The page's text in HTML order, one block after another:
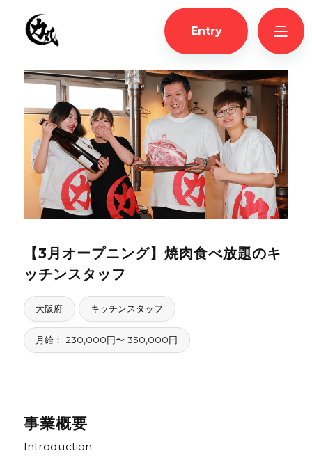
Entry
【3月オープニング】焼肉食べ放題のキ
ッチンスタッフ
大阪府 キッチンスタッフ
月給： 230,000円〜 350,000円
事業概要
Introduction